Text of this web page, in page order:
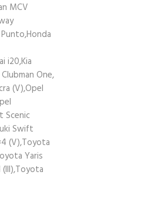
MCV
i20,Kia
One,
(V),Opel
Scenic
Swift
(V),Toyota
Yaris